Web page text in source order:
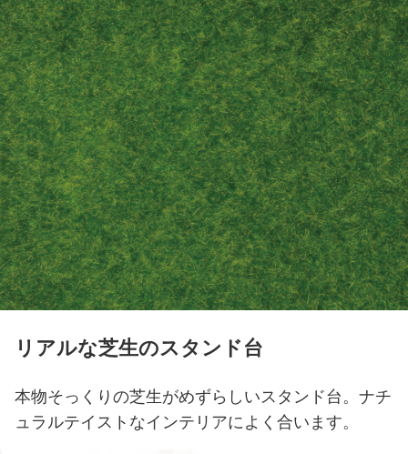
リアルな芝生のスタンド台
本物そっくりの芝生がめずらしいスタンド台。 ナチ
ュラルテイストなインテリアによく合います。